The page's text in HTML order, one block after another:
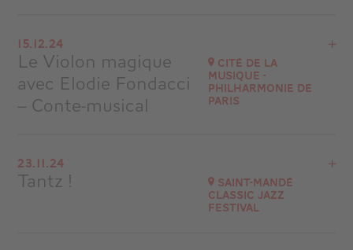
Fontenay-le-Comte
à15H00
Accéder au site
15.12.24
Le Violon magique
avec Elodie Fondacci
– Conte-musical
Cité de la
Musique -
Philharmonie de
Paris
Cité de la Musique -Philharmonie de Paris
23.11.24
Tantz ! Saint-Mandé
Classic Jazz
Festival